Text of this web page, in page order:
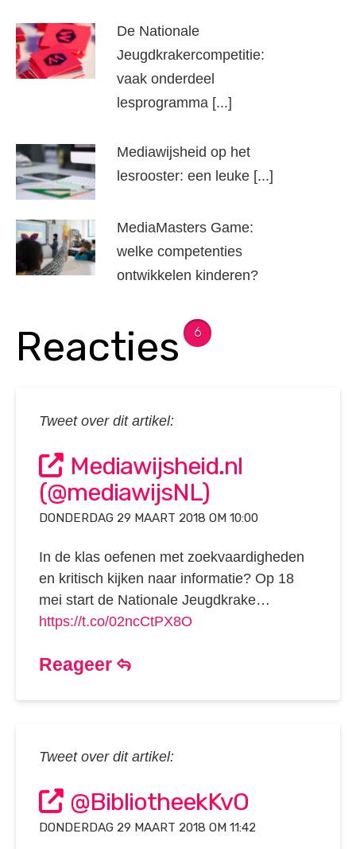
De Nationale
Jeugdkrakercompetitie:
vaak onderdeel
lesprogramma [...]
Mediawijsheid op het
lesrooster: een leuke [...]
MediaMasters Game:
welke competenties
ontwikkelen kinderen?
Reacties 6
Tweet over dit artikel:
Mediawijsheid.nl
(@mediawijsNL)
DONDERDAG 29 MAART 2018 OM 10:00
In de klas oefenen met zoekvaardigheden
en kritisch kijken naar informatie? Op 18
mei start de Nationale Jeugdkrake…
https://t.co/02ncCtPX8O
Reageer
Tweet over dit artikel:
@BibliotheekKvO
DONDERDAG 29 MAART 2018 OM 11:42